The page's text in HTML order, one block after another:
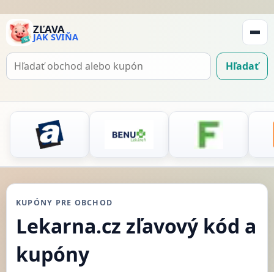
ZĽAVA
JAK SVIŇA
Hľadať
Hľadať
KUPÓNY PRE OBCHOD
Lekarna.cz zľavový kód a
kupóny